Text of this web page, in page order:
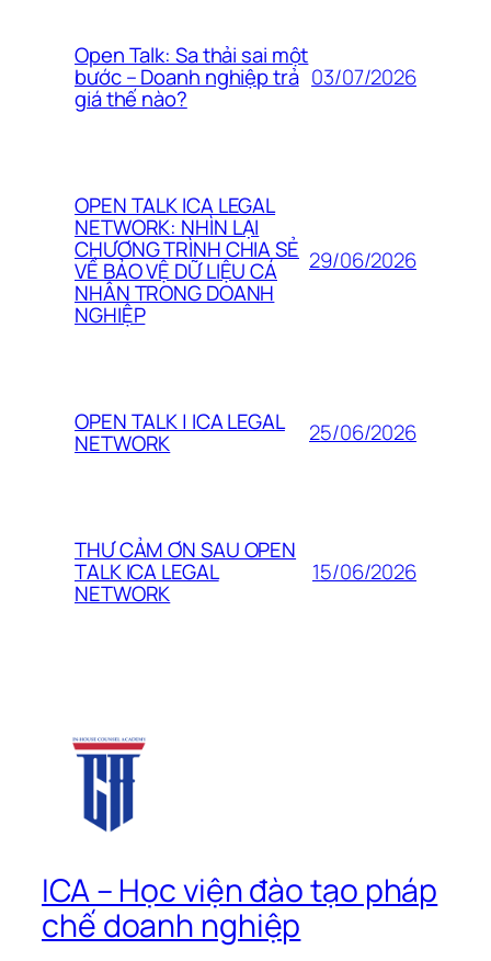
Open Talk: Sa thải sai một
bước – Doanh nghiệp trả
giá thế nào?
03/07/2026
OPEN TALK ICA LEGAL
NETWORK: NHÌN LẠI
CHƯƠNG TRÌNH CHIA SẺ
VỀ BẢO VỆ DỮ LIỆU CÁ
NHÂN TRONG DOANH
NGHIỆP
29/06/2026
OPEN TALK | ICA LEGAL
NETWORK 25/06/2026
THƯ CẢM ƠN SAU OPEN
TALK ICA LEGAL
NETWORK
15/06/2026
ICA – Học viện đào tạo pháp
chế doanh nghiệp